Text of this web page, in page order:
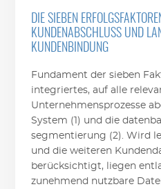
DIE SIEBEN
KUNDENABSCHLUSS UND
KUNDENBINDUNG
Fundament der sieben
integriertes, auf alle
Unternehmensprozesse
System (1) und die
segmentierung (2). Wird
und die weiteren
berücksichtigt, liegen
zunehmend nutzbare